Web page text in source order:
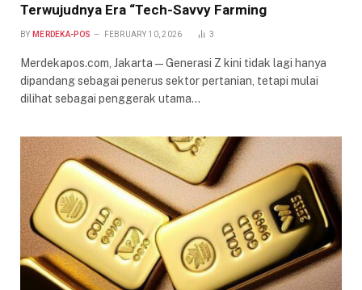
Terwujudnya Era “Tech-Savvy Farming
BY MERDEKA-POS FEBRUARY 10, 2026 3
Merdekapos.com, Jakarta — Generasi Z kini tidak lagi hanya
dipandang sebagai penerus sektor pertanian, tetapi mulai
dilihat sebagai penggerak utama…